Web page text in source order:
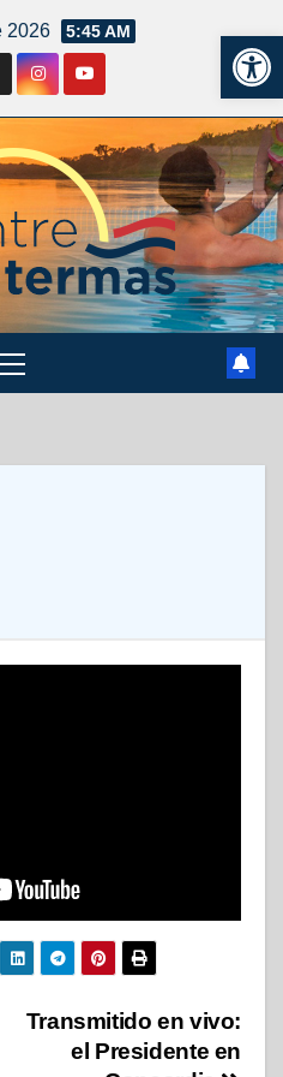
2026 5:45 AM
Transmitido en vivo:
el Presidente en